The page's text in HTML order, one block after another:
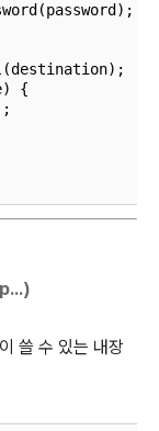
{
쓸 수 있는 내장